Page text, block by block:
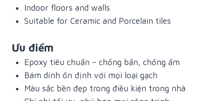
Indoor floors and walls
Suitable for Ceramic and Porcelain tiles
Ưu điểm
Epoxy tiêu chuẩn – chống bẩn, chống ẩm
Bám dính ổn định với mọi loại gạch
Màu sắc bền đẹp trong điều kiện trong nhà